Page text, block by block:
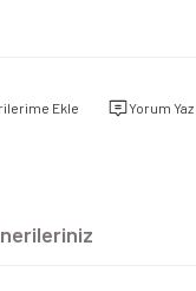
Yorum Yaz